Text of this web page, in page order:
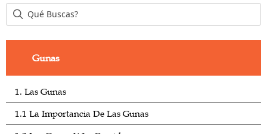
Gunas
1. Las Gunas
1.1 La Importancia De Las Gunas